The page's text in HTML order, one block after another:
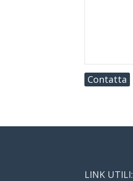
Contatta
LINK UTILI: